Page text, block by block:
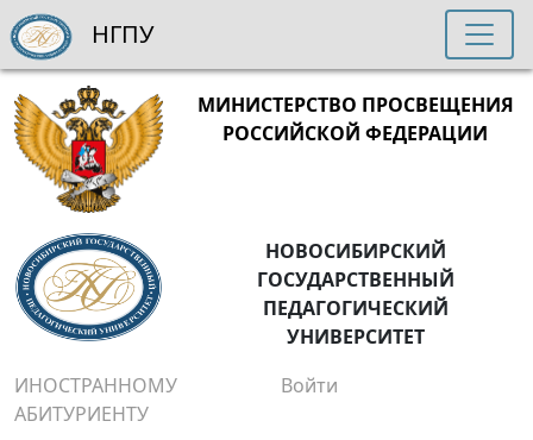
МИНИСТЕРСТВО ПРОСВЕЩЕНИЯ
РОССИЙСКОЙ ФЕДЕРАЦИИ
НОВОСИБИРСКИЙ
ГОСУДАРСТВЕННЫЙ
ПЕДАГОГИЧЕСКИЙ
УНИВЕРСИТЕТ
ИНОСТРАННОМУ
АБИТУРИЕНТУ
Войти
НГПУ